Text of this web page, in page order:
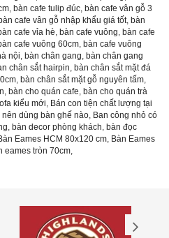
, bàn cafe tulip đúc, bàn cafe vân gỗ 3
cafe vân gỗ nhập khẩu giá tốt, bàn
cafe vỉa hè, bàn cafe vuông, bàn cafe
cafe vuông 60cm, bàn cafe vuông
nội, bàn chân gang, bàn chân gang
chân sắt hairpin, bàn chân sắt mặt đá
, bàn chân sắt mặt gỗ nguyên tấm,
, bàn cho quán cafe, bàn cho quán trà
kiểu mới, Bán con tiện chất lượng tại
nên dùng bàn ghế nào, Ban công nhỏ có
, bàn decor phòng khách, bàn đọc
Eames HCM 80x120 cm, Bàn Eames
eames tròn 70cm,